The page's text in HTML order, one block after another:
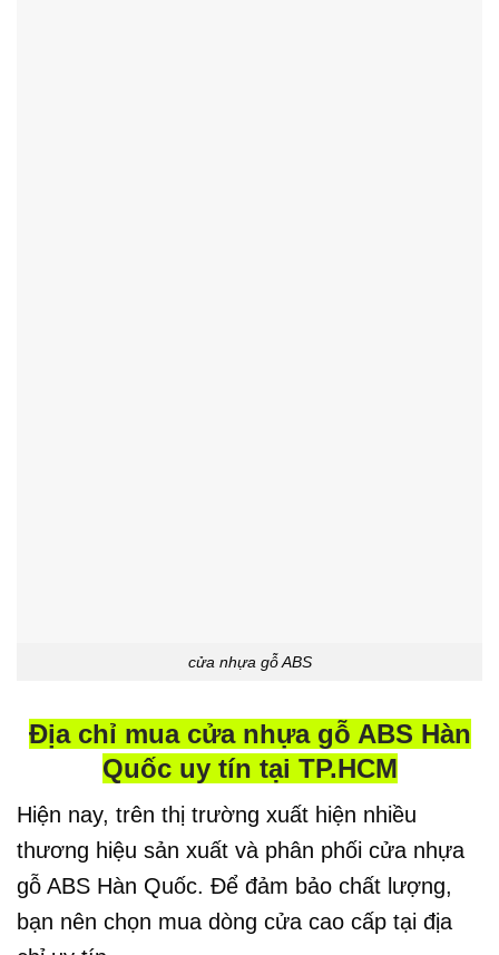
cửa nhựa gỗ ABS
Địa chỉ mua cửa nhựa gỗ ABS Hàn
Quốc uy tín tại TP.HCM
Hiện nay, trên thị trường xuất hiện nhiều
thương hiệu sản xuất và phân phối cửa nhựa
gỗ ABS Hàn Quốc. Để đảm bảo chất lượng,
bạn nên chọn mua dòng cửa cao cấp tại địa